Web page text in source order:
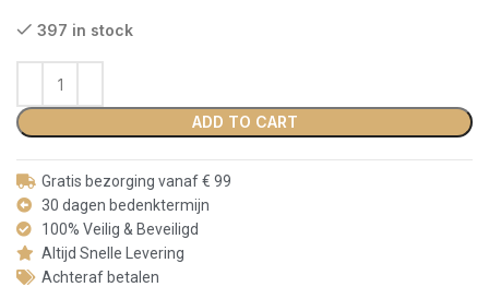
397 in stock
ADD TO CART
Gratis bezorging vanaf € 99
30 dagen bedenktermijn
100% Veilig & Beveiligd
Altijd Snelle Levering
Achteraf betalen